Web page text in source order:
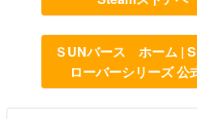
ＳUNバース ホーム |
ローバーシリーズ 公